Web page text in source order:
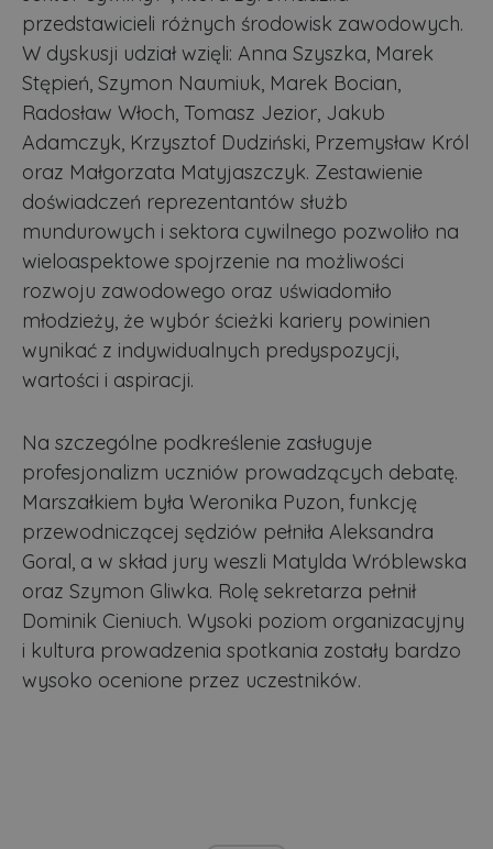
przedstawicieli różnych środowisk zawodowych.
W dyskusji udział wzięli: Anna Szyszka, Marek
Stępień, Szymon Naumiuk, Marek Bocian,
Radosław Włoch, Tomasz Jezior, Jakub
Adamczyk, Krzysztof Dudziński, Przemysław Król
oraz Małgorzata Matyjaszczyk. Zestawienie
doświadczeń reprezentantów służb
mundurowych i sektora cywilnego pozwoliło na
wieloaspektowe spojrzenie na możliwości
rozwoju zawodowego oraz uświadomiło
młodzieży, że wybór ścieżki kariery powinien
wynikać z indywidualnych predyspozycji,
wartości i aspiracji.
Na szczególne podkreślenie zasługuje
profesjonalizm uczniów prowadzących debatę.
Marszałkiem była Weronika Puzon, funkcję
przewodniczącej sędziów pełniła Aleksandra
Goral, a w skład jury weszli Matylda Wróblewska
oraz Szymon Gliwka. Rolę sekretarza pełnił
Dominik Cieniuch. Wysoki poziom organizacyjny
i kultura prowadzenia spotkania zostały bardzo
wysoko ocenione przez uczestników.